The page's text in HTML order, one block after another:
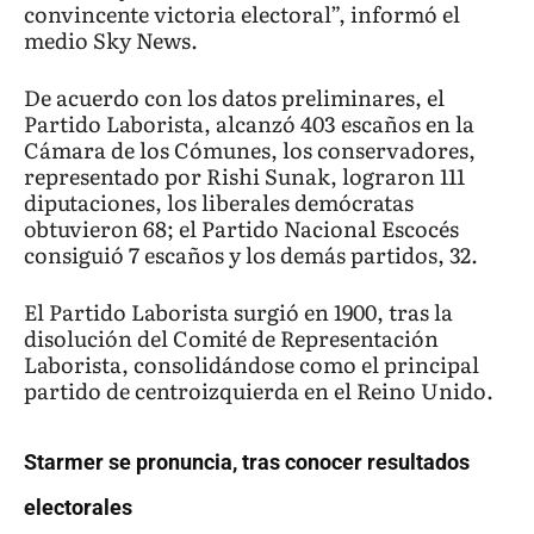
convincente victoria electoral”, informó el
medio Sky News.
De acuerdo con los datos preliminares, el
Partido Laborista, alcanzó 403 escaños en la
Cámara de los Cómunes, los conservadores,
representado por Rishi Sunak, lograron 111
diputaciones, los liberales demócratas
obtuvieron 68; el Partido Nacional Escocés
consiguió 7 escaños y los demás partidos, 32.
El Partido Laborista surgió en 1900, tras la
disolución del Comité de Representación
Laborista, consolidándose como el principal
partido de centroizquierda en el Reino Unido.
Starmer se pronuncia, tras conocer resultados
electorales